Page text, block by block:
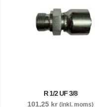
R 1/2 UF 3/8
101,25 kr (inkl. moms)